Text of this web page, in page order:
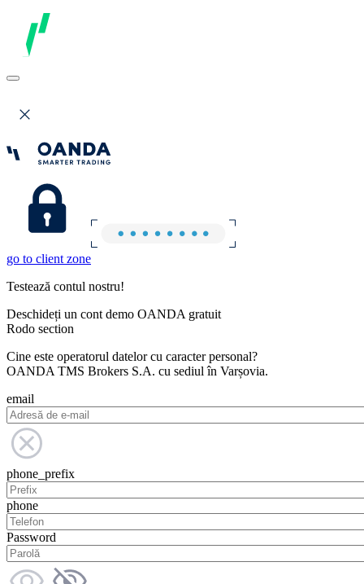
go to client zone
Testează contul nostru!
Deschideți un cont demo OANDA gratuit
Rodo section
Cine este operatorul datelor cu caracter personal?
OANDA TMS Brokers S.A. cu sediul în Varșovia.
email
phone_prefix
phone
Password